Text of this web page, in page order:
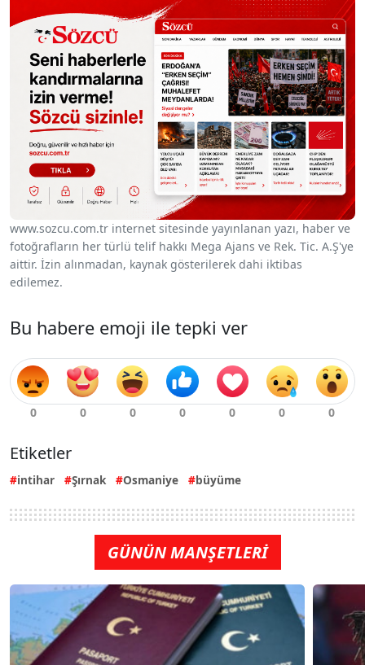
www.sozcu.com.tr internet sitesinde yayınlanan yazı, haber ve
fotoğrafların her türlü telif hakkı Mega Ajans ve Rek. Tic. A.Ş'ye
aittir. İzin alınmadan, kaynak gösterilerek dahi iktibas
edilemez.
Bu habere emoji ile tepki ver
Etiketler
intihar Şırnak Osmaniye büyüme
GÜNÜN MANŞETLERİ